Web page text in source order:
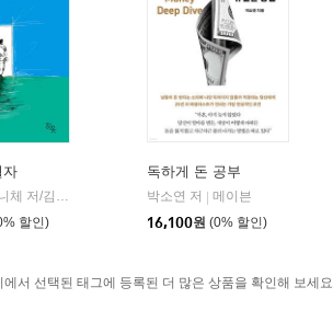
자
할인)
독하게 돈 공부
박소연 저 | 메이븐
16,100원 (0% 할인)
에서 선택된 태그에 등록된 더 많은 상품을 확인해 보세요.